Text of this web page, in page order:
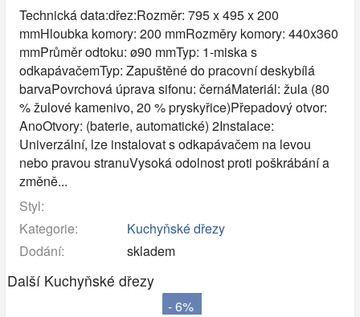
Technická data:dřez:Rozměr: 795 x 495 x 200
mmHloubka komory: 200 mmRozměry komory: 440x360
mmPrůměr odtoku: ø90 mmTyp: 1-miska s
odkapávačemTyp: Zapuštěné do pracovní deskybílá
barvaPovrchová úprava sifonu: černáMateriál: žula (80
% žulové kamenivo, 20 % pryskyřice)Přepadový otvor:
AnoOtvory: (baterie, automatické) 2Instalace:
Univerzální, lze instalovat s odkapávačem na levou
nebo pravou stranuVysoká odolnost proti poškrábání a
změně...
Styl:
Kategorie:
Kuchyňské dřezy
Dodání:
skladem
Další Kuchyňské dřezy
- 6%